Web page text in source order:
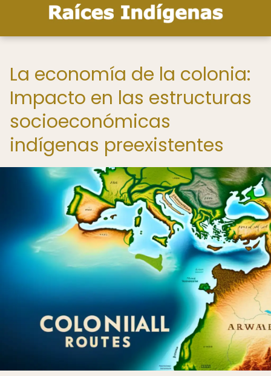
La economía de la colonia:
Impacto en las estructuras
socioeconómicas
indígenas preexistentes